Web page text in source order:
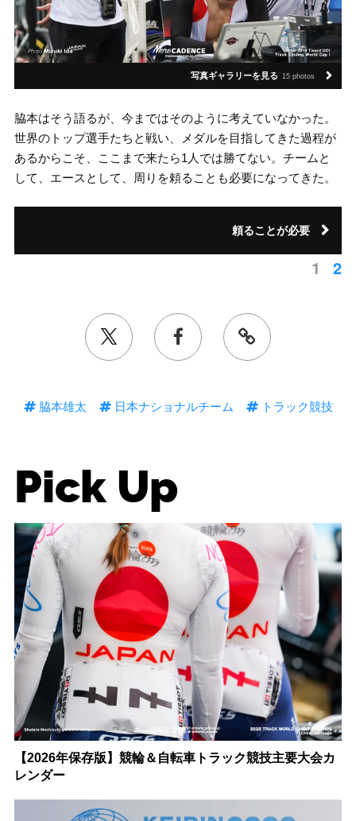
写真ギャラリーを見る 15 photos
脇本はそう語るが、今まではそのように考えていなかった。
世界のトップ選手たちと戦い、メダルを目指してきた過程が
あるからこそ、ここまで来たら1人では勝てない。チームと
して、エースとして、周りを頼ることも必要になってきた。
頼ることが必要
1 2
脇本雄太 日本ナショナルチーム トラック競技
Pick Up
【2026年保存版】競輪＆自転車トラック競技主要大会カ
レンダー